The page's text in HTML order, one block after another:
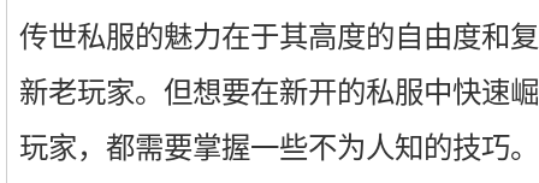
传世私服的魅力在于其高度的自由度和
新老玩家。但想要在新开的私服中快速
玩家，都需要掌握一些不为人知的技巧